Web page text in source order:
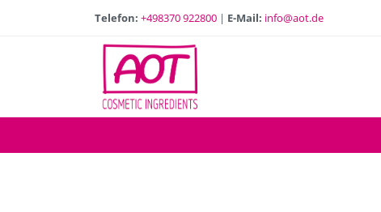
Telefon: +498370 922800 | E-Mail: info@aot.de